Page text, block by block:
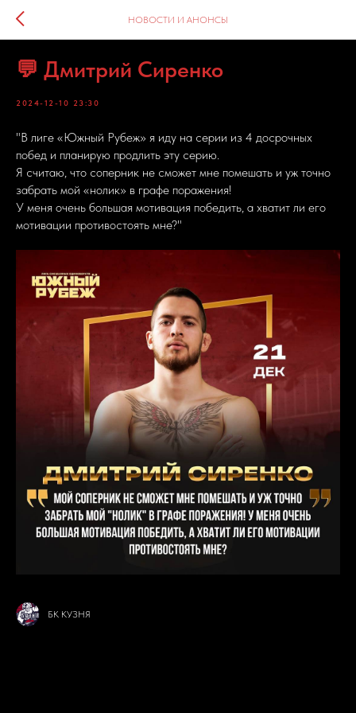
НОВОСТИ И АНОНСЫ
💬 Дмитрий Сиренко
2024-12-10 23:30
"В лиге «Южный Рубеж» я иду на серии из 4 досрочных
побед и планирую продлить эту серию.
Я считаю, что соперник не сможет мне помешать и уж точно
забрать мой «нолик» в графе поражения!
У меня очень большая мотивация победить, а хватит ли его
мотивации противостоять мне?"
БК КУЗНЯ